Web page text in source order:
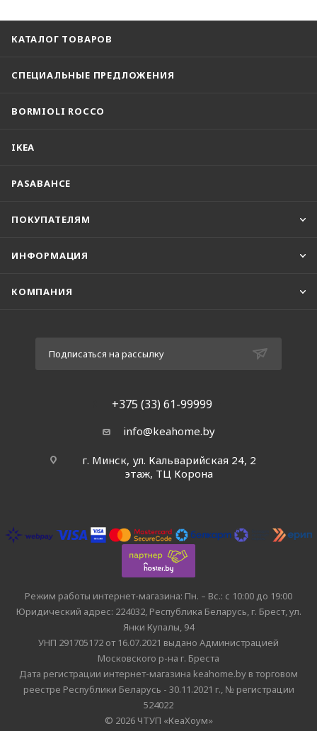
КАТАЛОГ ТОВАРОВ
СПЕЦИАЛЬНЫЕ ПРЕДЛОЖЕНИЯ
BORMIOLI ROCCO
IKEA
PASABAHCE
ПОКУПАТЕЛЯМ
ИНФОРМАЦИЯ
КОМПАНИЯ
Подписаться на рассылку
+375 (33) 61-99999
info@keahome.by
г. Минск, ул. Кальварийская 24, 2
этаж, ТЦ Корона
Режим работы интернет-магазина: Пн. – Вс.: с 10:00 до 19:00
Юридический адрес: 224032, Республика Беларусь, г. Брест, ул.
Янки Купалы, 94
УНП 291705172 от 16.07.2021 выдано Администрацией
Московского р-на г. Бреста
Дата регистрации интернет-магазина keahome.by в торговом
реестре Республики Беларусь - 30.11.2021 г., № регистрации
524022
© 2026 ЧТУП «КеаХоум»